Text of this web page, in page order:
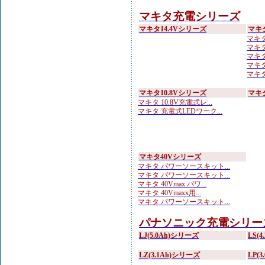
マキタ充電シリーズ
マキタ14.4Vシリーズ
マキ
マキ
マキ
マキ
マキ
マキ
マキタ10.8Vシリーズ
マキタ 10.8V充電式レ...
マキタ 充電式LEDワーク...
マキ
マキタ40Vシリーズ
マキタ パワーソースキット...
マキタ パワーソースキット...
マキタ 40Vmax パワ...
マキタ 40Vmaxx用...
マキタ パワーソースキット...
パナソニック充電シリー
LJ(5.0Ah)シリーズ
LZ(3.1Ah)シリーズ